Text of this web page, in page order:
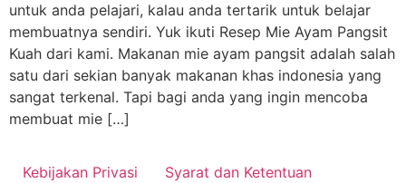
untuk anda pelajari, kalau anda tertarik untuk belajar
membuatnya sendiri. Yuk ikuti Resep Mie Ayam Pangsit
Kuah dari kami. Makanan mie ayam pangsit adalah salah
satu dari sekian banyak makanan khas indonesia yang
sangat terkenal. Tapi bagi anda yang ingin mencoba
membuat mie […]
Kebijakan Privasi Syarat dan Ketentuan